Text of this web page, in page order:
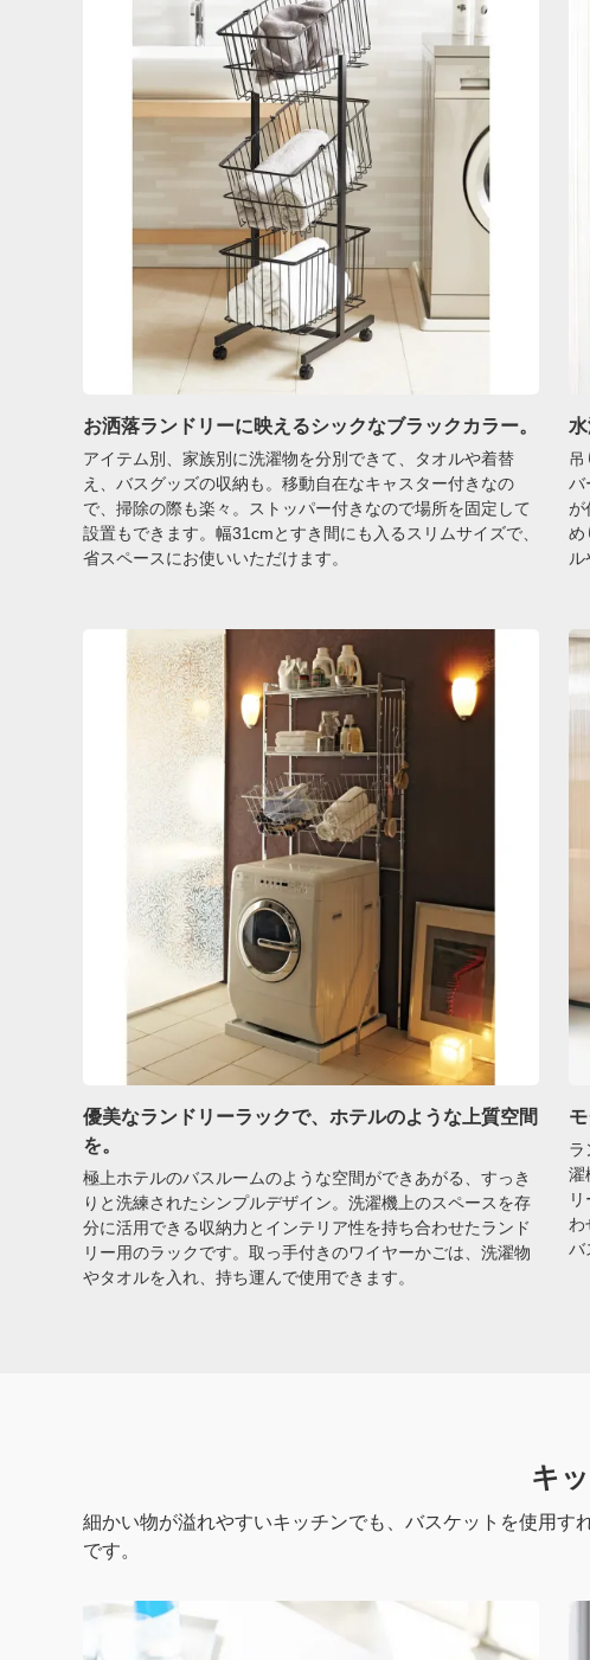
お洒落ランドリーに映えるシックなブラックカラー。
アイテム別、家族別に洗濯物を分別できて、タオルや着替
え、バスグッズの収納も。移動自在なキャスター付きなの
で、掃除の際も楽々。ストッパー付きなので場所を固定して
設置もできます。幅31cmとすき間にも入るスリムサイズで、
省スペースにお使いいただけます。
吊
バ
が
め
優美なランドリーラックで、ホテルのような上質空間
を。
極上ホテルのバスルームのような空間ができあがる、すっき
りと洗練されたシンプルデザイン。洗濯機上のスペースを存
分に活用できる収納力とインテリア性を持ち合わせたランド
リー用のラックです。取っ手付きのワイヤーかごは、洗濯物
やタオルを入れ、持ち運んで使用できます。
ラ
濯
わ
バ
キ
細かい物が溢れやすいキッチンでも、バスケットを使用
です。